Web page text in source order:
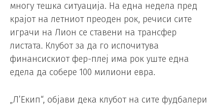
многу тешка ситуација. На една недела пред
крајот на летниот преоден рок, речиси сите
играчи на Лион се ставени на трансфер
листата. Клубот за да го испочитува
финансискиот фер-плеј има рок уште една
едела да собере 100 милиони евра.
„Л’Екип“, објави дека клубот на сите фудбалери